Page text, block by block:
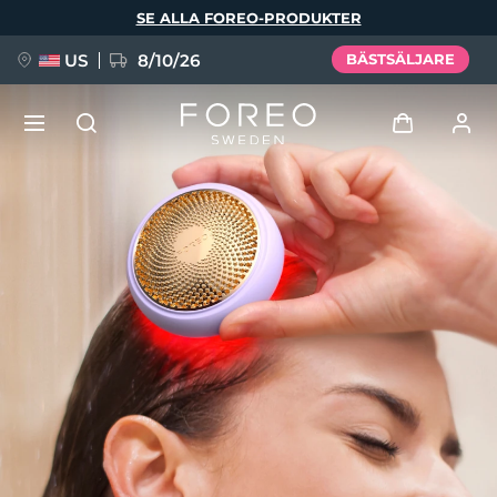
SE ALLA FOREO-PRODUKTER
US 8/10/26 BÄSTSÄLJARE
Logga in
Användarprofil
Mina enheter
Mina beställningar
Mina adresser
Mina prenumerationer
FAQ™ Pure Beauty-Tech Elixir
BREAKING NEWS
issa™ Teeth Whitening Set
Deutsch
Español
Français
Italiano
Português
Polski
Svenska
Русский
Türkçe
简体中文 繁體中文